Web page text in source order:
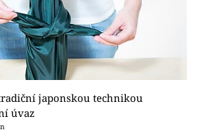
japonskou technikou
úvaz